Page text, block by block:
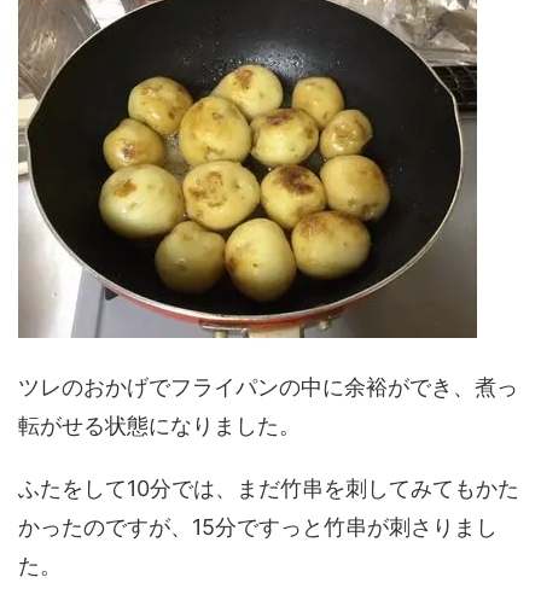
ツレのおかげでフライパンの中に余裕ができ、煮っ
転がせる状態になりました。
ふたをして10分では、まだ竹串を刺してみてもかた
かったのですが、15分ですっと竹串が刺さりまし
た。